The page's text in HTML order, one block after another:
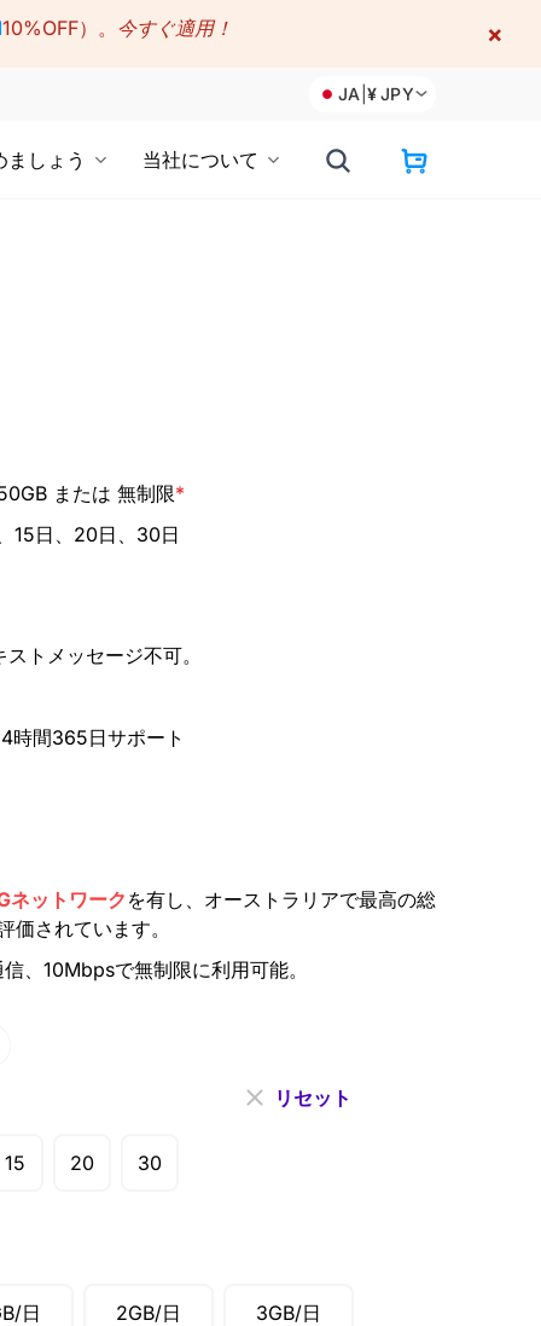
10%OFF）。 今すぐ適用！ ×
JA |¥JPY
ましょう 当社について
または 無制限*
15日、20日、30日
トメッセージ不可。
時間365日サポート
ネットワーク を有し、オーストラリアで最高の総
されています。
、10Mbpsで無制限に利用可能。
15 20 30
日 2GB/日 3GB/日
リセット